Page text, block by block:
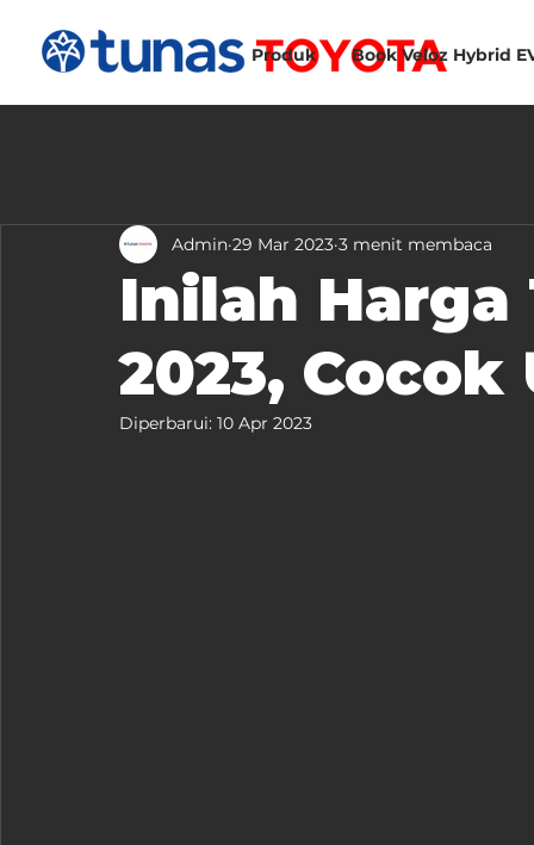
Produk Book Veloz Hybrid
Inilah Harga
2023,
Admin 29 Mar 2023 3 menit membaca
Diperbarui: 10 Apr 2023